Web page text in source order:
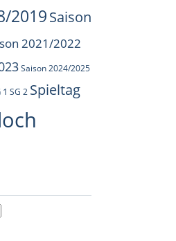
2019Saison
2021/2022
Saison 2024/2025
1 SG 2 Spieltag